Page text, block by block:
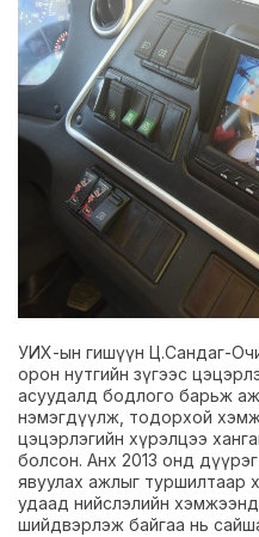
УИХ-ын гишүүн Ц.Сандаг-
орон нутгийн зүгээс
асуудалд бодлого барьж
нэмэгдүүлж, тодорхой
цэцэрлэгийн хүрэлцээ
болсон. Анх 2013 онд
явуулах ажлыг туршилтаар
удаад нийслэлийн
шийдвэрлэж байгаа нь